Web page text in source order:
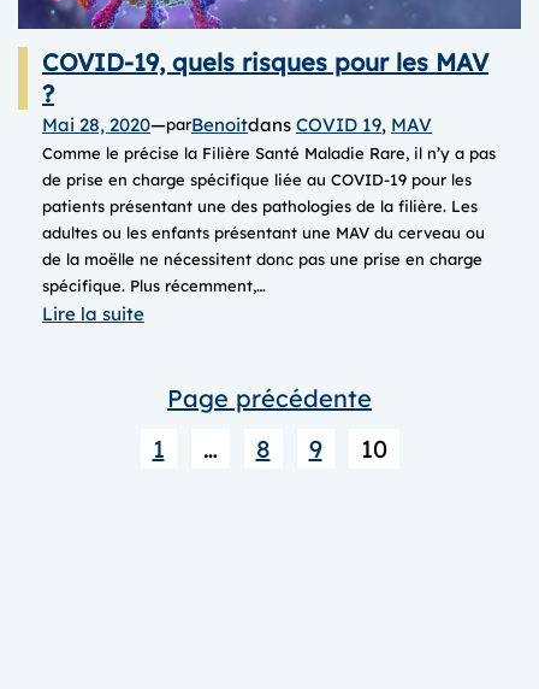
COVID-19, quels risques pour les MAV
?
Mai 28, 2020—parBenoitdans COVID 19, MAV
Comme le précise la Filière Santé Maladie Rare, il n’y a pas
de prise en charge spécifique liée au COVID-19 pour les
patients présentant une des pathologies de la filière. Les
adultes ou les enfants présentant une MAV du cerveau ou
de la moëlle ne nécessitent donc pas une prise en charge
spécifique. Plus récemment,…
Lire la suite:
quels
pour
Page précédente
1
… 8 9 10